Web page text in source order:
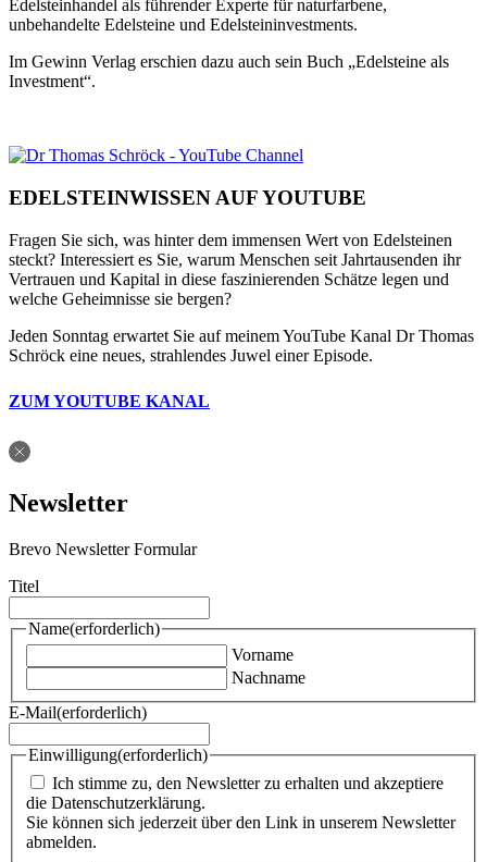
Edelsteinhandel als führender Experte für naturfarbene,
unbehandelte Edelsteine und Edelsteininvestments.
Im Gewinn Verlag erschien dazu auch sein Buch „Edelsteine als
Investment“.
EDELSTEINWISSEN AUF YOUTUBE
Fragen Sie sich, was hinter dem immensen Wert von Edelsteinen
steckt? Interessiert es Sie, warum Menschen seit Jahrtausenden ihr
Vertrauen und Kapital in diese faszinierenden Schätze legen und
welche Geheimnisse sie bergen?
Jeden Sonntag erwartet Sie auf meinem YouTube Kanal Dr Thomas
Schröck eine neues, strahlendes Juwel einer Episode.
ZUM YOUTUBE KANAL
Newsletter
Brevo Newsletter Formular
Titel
Name(erforderlich)
Vorname
Nachname
E-Mail(erforderlich)
Einwilligung(erforderlich)
Ich stimme zu, den Newsletter zu erhalten und akzeptiere
die Datenschutzerklärung.
Sie können sich jederzeit über den Link in unserem Newsletter
abmelden.